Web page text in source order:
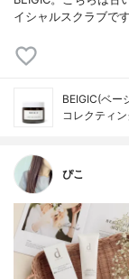
イシャルスクラブで
BEIGIC(ベー
コレクティ
ぴこ